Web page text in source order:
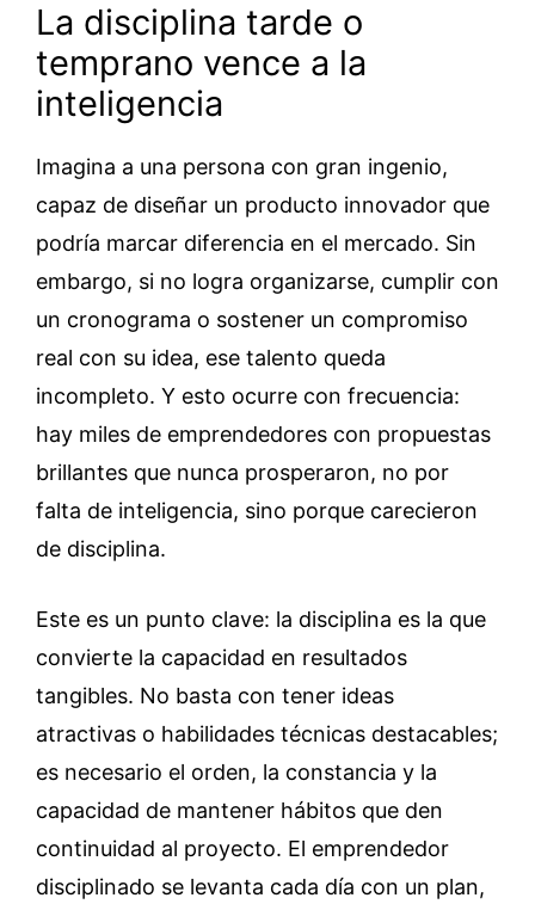
La disciplina tarde o
temprano vence a la
inteligencia
Imagina a una persona con gran ingenio,
capaz de diseñar un producto innovador que
podría marcar diferencia en el mercado. Sin
embargo, si no logra organizarse, cumplir con
un cronograma o sostener un compromiso
real con su idea, ese talento queda
incompleto. Y esto ocurre con frecuencia:
hay miles de emprendedores con propuestas
brillantes que nunca prosperaron, no por
falta de inteligencia, sino porque carecieron
de disciplina.
Este es un punto clave: la disciplina es la que
convierte la capacidad en resultados
tangibles. No basta con tener ideas
atractivas o habilidades técnicas destacables;
es necesario el orden, la constancia y la
capacidad de mantener hábitos que den
continuidad al proyecto. El emprendedor
disciplinado se levanta cada día con un plan,